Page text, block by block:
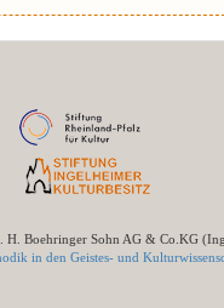
H. Boehringer Sohn AG & Co.KG
in den Geistes- und